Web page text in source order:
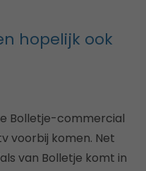
hopelijk ook
Bolletje-commercial
voorbij komen. Net
van Bolletje komt in